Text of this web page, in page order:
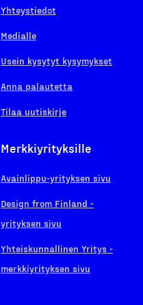
Yhteystiedot
Medialle
Usein kysytyt kysymykset
Anna palautetta
Tilaa uutiskirje
Merkkiyrityksille
Avainlippu-yrityksen sivu
Design from Finland -
yrityksen sivu
Yhteiskunnallinen Yritys -
merkkiyrityksen sivu